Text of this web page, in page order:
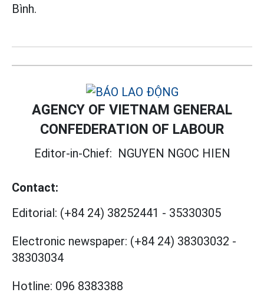
Bình.
AGENCY OF VIETNAM GENERAL
CONFEDERATION OF LABOUR
Editor-in-Chief: NGUYEN NGOC HIEN
Contact:
Editorial: (+84 24) 38252441 - 35330305
Electronic newspaper: (+84 24) 38303032 -
38303034
Hotline: 096 8383388